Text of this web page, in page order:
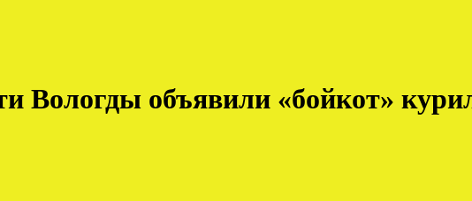
Вологды объявили «бойкот»